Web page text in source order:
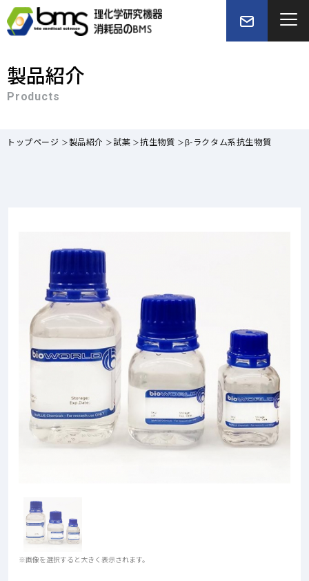
製品紹介
Products
トップページ 製品紹介 試薬 抗生物質 β-ラクタム系抗生物質
※画像を選択すると大きく表示されます。